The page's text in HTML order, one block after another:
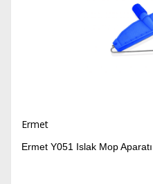
Ermet
Ermet Y051 Islak Mop